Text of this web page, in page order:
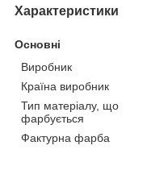
Характеристики
Основні
Виробник
Країна виробник
Тип матеріалу, що
фарбується
Фактурна фарба